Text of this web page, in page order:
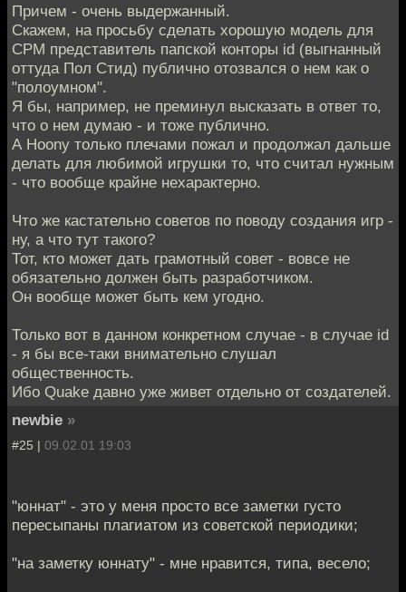
Причем - очень выдержанный.
Скажем, на просьбу сделать хорошую модель для
СРМ представитель папской конторы id (выгнанный
оттуда Пол Стид) публично отозвался о нем как о
"полоумном".
Я бы, например, не преминул высказать в ответ то,
что о нем думаю - и тоже публично.
А Hoony только плечами пожал и продолжал дальше
делать для любимой игрушки то, что считал нужным
- что вообще крайне нехарактерно.
Что же кастательно советов по поводу создания игр -
ну, а что тут такого?
Тот, кто может дать грамотный совет - вовсе не
обязательно должен быть разработчиком.
Он вообще может быть кем угодно.
Только вот в данном конкретном случае - в случае id
- я бы все-таки внимательно слушал
общественность.
Ибо Quake давно уже живет отдельно от создателей.
newbie »
#25 | 09.02.01 19:03
"юннат" - это у меня просто все заметки густо
пересыпаны плагиатом из советской периодики;
"на заметку юннату" - мне нравится, типа, весело;